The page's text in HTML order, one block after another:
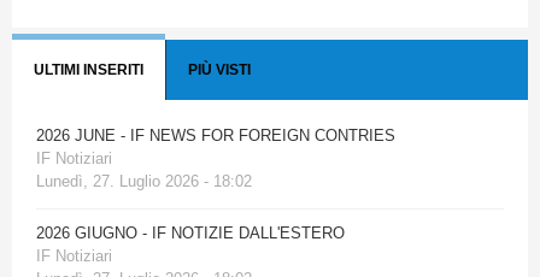
ULTIMI INSERITI PIÙ VISTI
2026 JUNE - IF NEWS FOR FOREIGN CONTRIES
IF Notiziari
Lunedì, 27. Luglio 2026 - 18:02
2026 GIUGNO - IF NOTIZIE DALL'ESTERO
IF Notiziari